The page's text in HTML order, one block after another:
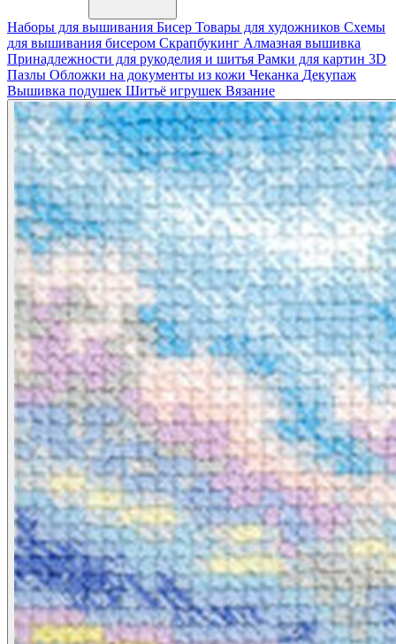
Наборы для вышивания Бисер Товары для художников Схемы
для вышивания бисером Скрапбукинг Алмазная вышивка
Принадлежности для рукоделия и шитья Рамки для картин 3D
Пазлы Обложки на документы из кожи Чеканка Декупаж
Вышивка подушек Шитьё игрушек Вязание